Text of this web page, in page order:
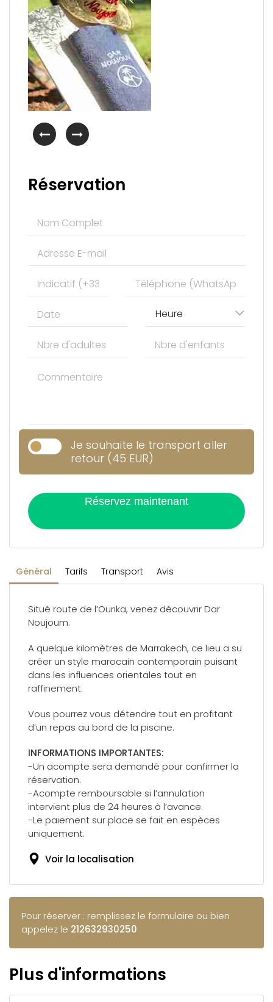
Général Tarifs Transport Avis
Situé route de l’Ourika, venez découvrir Dar
Noujoum.
A quelque kilomètres de Marrakech, ce lieu a su
créer un style marocain contemporain puisant
dans les influences orientales tout en
raffinement.
Vous pourrez vous détendre tout en profitant
d’un repas au bord de la piscine.
INFORMATIONS IMPORTANTES:
-Un acompte sera demandé pour confirmer la
réservation.
-Acompte remboursable si l’annulation
intervient plus de 24 heures à l’avance.
-Le paiement sur place se fait en espèces
uniquement.
Voir la localisation
Pour réserver : remplissez le formulaire ou bien
appelez le 212632930250
Plus d'informations
Réservation
Heure
Je souhaite le transport aller
retour (45 EUR)
Réservez maintenant